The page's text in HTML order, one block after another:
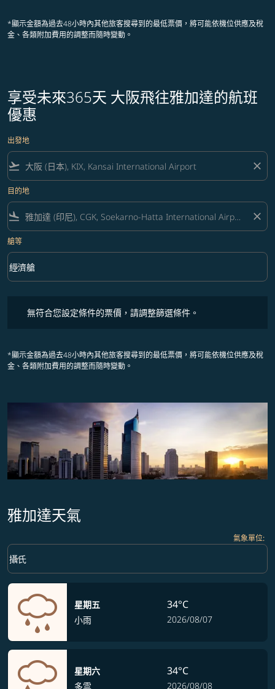
*顯示金額為過去48小時內其他旅客搜尋到的最低票價，將可能依機位供應及稅
金、各類附加費用的調整而隨時變動。
享受未來365天 大阪飛往雅加達的航班
優惠
出發地
flight_takeoff close
目的地
flight_land close
艙等
艙等 option 經濟艙 Selected
經濟艙
keyboard_arrow_down
無符合您設定條件的票價，請調整篩選條件。
*顯示金額為過去48小時內其他旅客搜尋到的最低票價，將可能依機位供應及稅
金、各類附加費用的調整而隨時變動。
雅加達天氣
氣象單位:
Weather unit option 攝氏 Selected
攝氏
keyboard_arrow_down
星期五
小雨
34°C
2026/08/07
星期六
多雲
34°C
2026/08/08